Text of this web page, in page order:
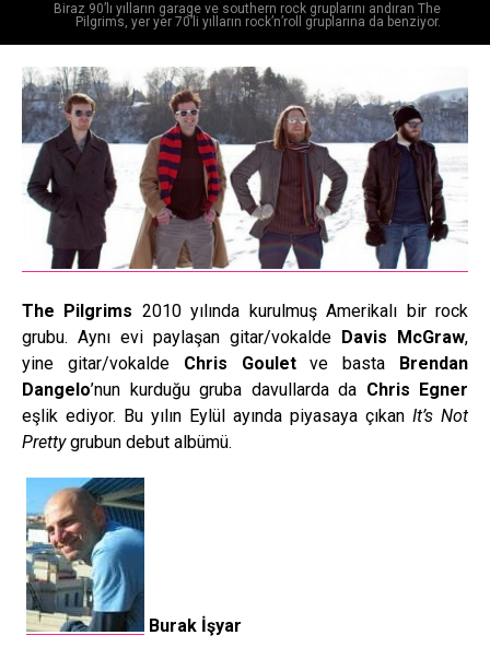
Biraz 90’lı yılların garage ve southern rock gruplarını andıran The
Pilgrims, yer yer 70’li yılların rock’n’roll gruplarına da benziyor.
The Pilgrims 2010 yılında kurulmuş Amerikalı bir rock
grubu. Aynı evi paylaşan gitar/vokalde Davis McGraw,
yine gitar/vokalde Chris Gouletve basta Brendan
Dangelo’nun kurduğu gruba davullarda da Chris Egner
eşlik ediyor. Bu yılın Eylül ayında piyasaya çıkan It’s Not
Prettygrubun debut albümü.
Burak İşyar